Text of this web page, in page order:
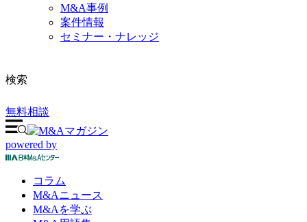
M&A事例
案件情報
セミナー・ナレッジ
検索
無料相談
powered by
コラム
M&Aニュース
M&Aを学ぶ